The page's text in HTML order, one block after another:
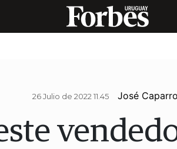
26 Julio de 2022 11.45 José